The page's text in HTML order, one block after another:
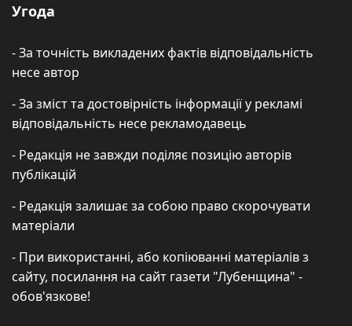
Угода
- За точність викладених фактів відповідальність
несе автор
- За зміст та достовірність інформації у рекламі
відповідальність несе рекламодавець
- Редакція не завжди поділяє позицію авторів
публікацій
- Редакція залишає за собою право скорочувати
матеріали
- При використанні, або копіюванні матеріалів з
сайту, посилання на сайт газети "Лубенщина" -
обов'язкове!